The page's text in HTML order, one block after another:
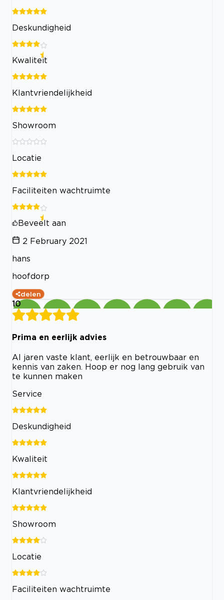
Deskundigheid
Kwaliteit
Klantvriendelijkheid
Showroom
Locatie
Faciliteiten wachtruimte
Beveelt aan
2 February 2021
hans
hoofdorp
delen
10
Prima en eerlijk advies
Al jaren vaste klant, eerlijk en betrouwbaar en
kennis van zaken. Hoop er nog lang gebruik van
te kunnen maken
Service
Deskundigheid
Kwaliteit
Klantvriendelijkheid
Showroom
Locatie
Faciliteiten wachtruimte